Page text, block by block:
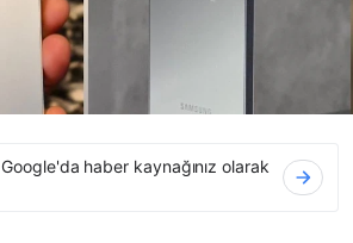
Google'da haber kaynağınız olarak